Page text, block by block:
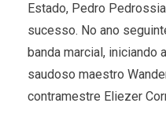
Estado, Pedro
sucesso. No ano
banda marcial, iniciando
saudoso maestro
contramestre Eliezer